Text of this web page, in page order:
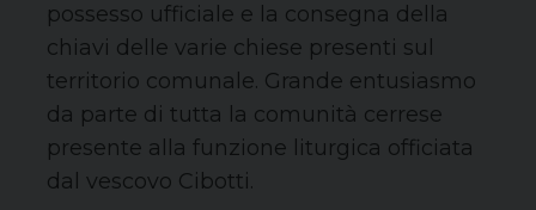
possesso ufficiale e la consegna della
chiavi delle varie chiese presenti sul
territorio comunale. Grande entusiasmo
da parte di tutta la comunità cerrese
presente alla funzione liturgica officiata
dal vescovo Cibotti.